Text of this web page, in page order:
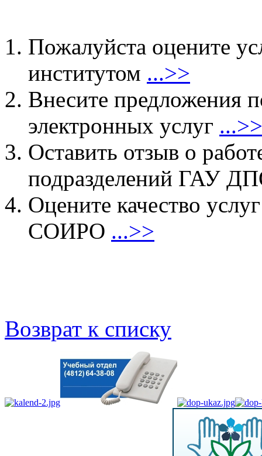
Пожалуйста оцените
институтом ...>>
Внесите предложения
электронных услуг ...>>
Оставить отзыв о
подразделений ГАУ
Оцените качество
СОИРО ...>>
Возврат к списку